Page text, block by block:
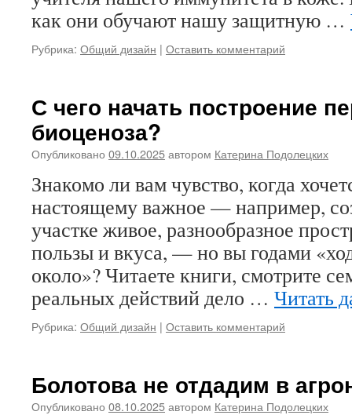
как они обучают нашу защитную …
Рубрика: Общий дизайн | Оставить комментарий
С чего начать построение
биоценоза?
Опубликовано 09.10.2025автором Катерина Подолецких
Знакомо ли вам чувство, когда
настоящему важное — например,
участке живое, разнообразное
пользы и вкуса, — но вы годами
около»? Читаете книги, смотрите
реальных действий дело … Читать
Рубрика: Общий дизайн | Оставить комментарий
Болотова не отдадим в
Опубликовано 08.10.2025автором Катерина Подолецких